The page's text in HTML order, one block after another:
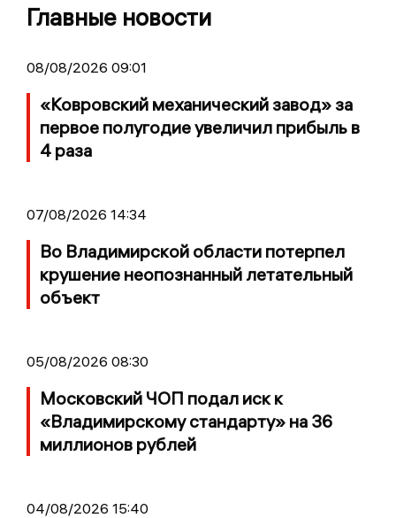
Главные новости
08/08/2026 09:01
«Ковровский механический завод» за
первое полугодие увеличил прибыль в
4 раза
07/08/2026 14:34
Во Владимирской области потерпел
крушение неопознанный летательный
объект
05/08/2026 08:30
Московский ЧОП подал иск к
«Владимирскому стандарту» на 36
миллионов рублей
04/08/2026 15:40